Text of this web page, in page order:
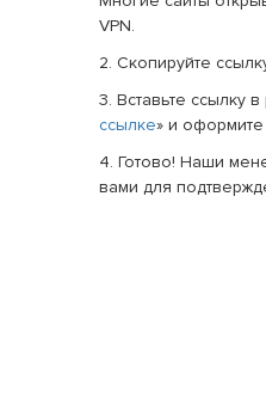
VPN.
2. Скопируйте
3. Вставьте ссылку
ссылке» и оформите
4. Готово! Наши
вами для